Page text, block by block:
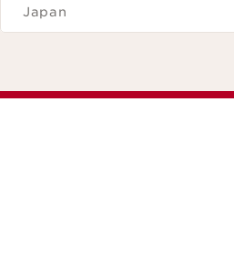
Japan